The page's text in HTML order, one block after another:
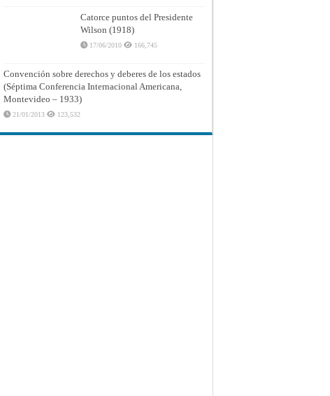
Catorce puntos del Presidente
Wilson (1918)
17/06/2010 166,745
Convención sobre derechos y deberes de los estados
(Séptima Conferencia Internacional Americana,
Montevideo – 1933)
21/01/2013 123,532